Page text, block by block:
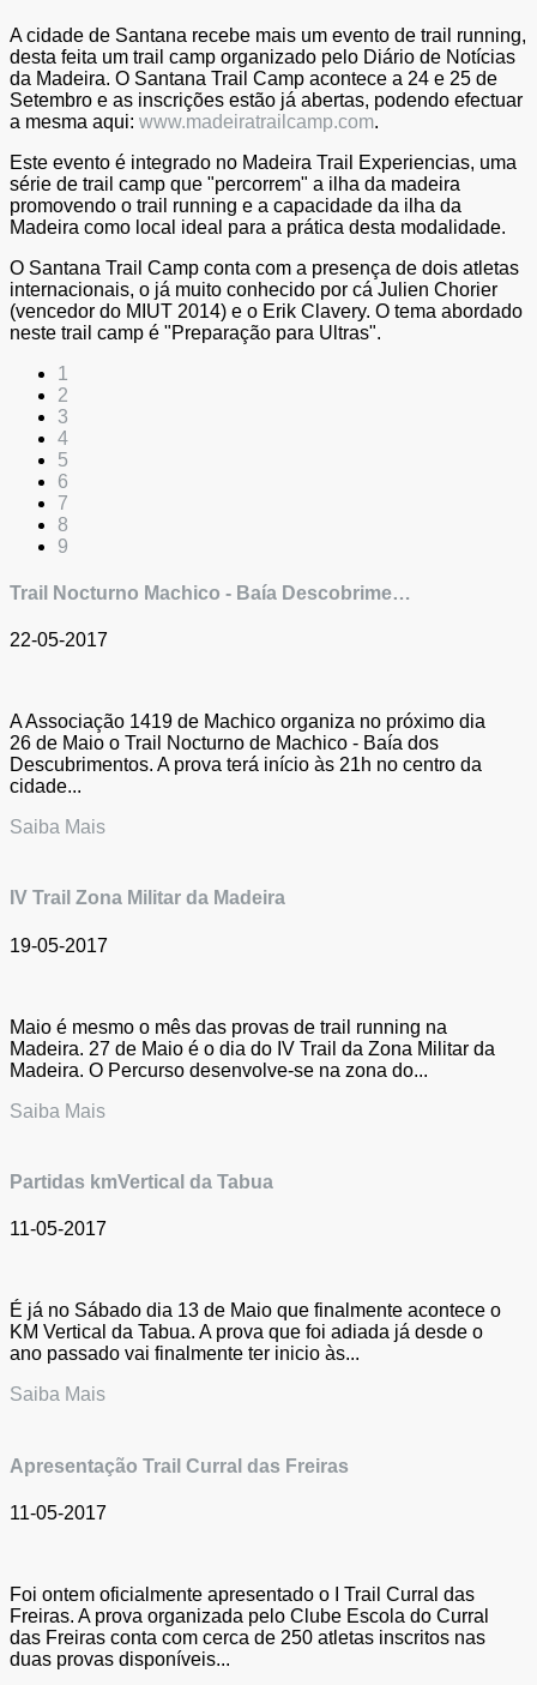
A cidade de Santana recebe mais um evento de trail running,
desta feita um trail camp organizado pelo Diário de Notícias
da Madeira. O Santana Trail Camp acontece a 24 e 25 de
Setembro e as inscrições estão já abertas, podendo efectuar
a mesma aqui: www.madeiratrailcamp.com.
Este evento é integrado no Madeira Trail Experiencias, uma
série de trail camp que "percorrem" a ilha da madeira
promovendo o trail running e a capacidade da ilha da
Madeira como local ideal para a prática desta modalidade.
O Santana Trail Camp conta com a presença de dois atletas
internacionais, o já muito conhecido por cá Julien Chorier
(vencedor do MIUT 2014) e o Erik Clavery. O tema abordado
neste trail camp é "Preparação para Ultras".
1
2
3
4
5
6
7
8
9
Trail Nocturno Machico - Baía Descobrime…
22-05-2017
A Associação 1419 de Machico organiza no próximo dia
26 de Maio o Trail Nocturno de Machico - Baía dos
Descubrimentos. A prova terá início às 21h no centro da
cidade...
Saiba Mais
IV Trail Zona Militar da Madeira
19-05-2017
Maio é mesmo o mês das provas de trail running na
Madeira. 27 de Maio é o dia do IV Trail da Zona Militar da
Madeira. O Percurso desenvolve-se na zona do...
Saiba Mais
Partidas kmVertical da Tabua
11-05-2017
É já no Sábado dia 13 de Maio que finalmente acontece o
KM Vertical da Tabua. A prova que foi adiada já desde o
ano passado vai finalmente ter inicio às...
Saiba Mais
Apresentação Trail Curral das Freiras
11-05-2017
Foi ontem oficialmente apresentado o I Trail Curral das
Freiras. A prova organizada pelo Clube Escola do Curral
das Freiras conta com cerca de 250 atletas inscritos nas
duas provas disponíveis...